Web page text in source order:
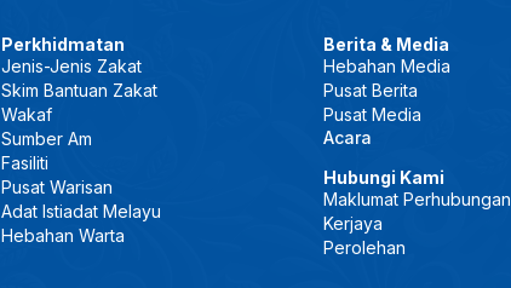
Perkhidmatan
Jenis-Jenis Zakat
Skim Bantuan Zakat
Wakaf
Sumber Am
Fasiliti
Pusat Warisan
Adat Istiadat Melayu
Hebahan Warta
Berita & Media
Hebahan Media
Pusat Berita
Pusat Media
Acara
Hubungi Kami
Maklumat Perhubungan
Kerjaya
Perolehan